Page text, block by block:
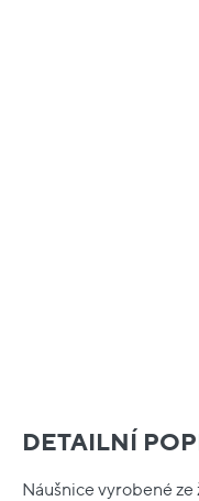
DETAILNÍ
Náušnice vyrobené